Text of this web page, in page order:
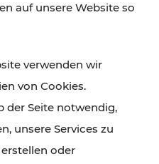
das Burgenland
Gastronomie,
– viele
und Fahrplan-
schnell erreichbar.
auf unsere Website so
verwenden wir
von Cookies.
der Seite notwendig,
unsere Services zu
oder